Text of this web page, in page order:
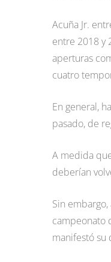
Acuña Jr.
entre 2018 y
aperturas
cuatro
En general,
pasado, de
A medida
deberían
Sin
campeonato
manifestó su